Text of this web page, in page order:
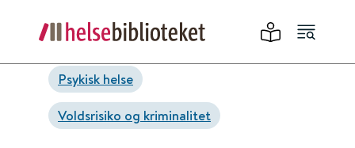
Psykisk helse
Voldsrisiko og kriminalitet